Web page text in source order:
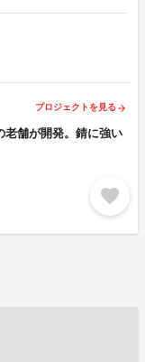
プロジェクトを見る arrow_forward
老舗が開発。錆に強い
favorite